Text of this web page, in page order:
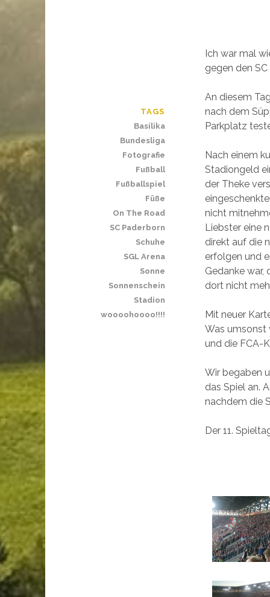
Ich war mal
gegen den
An diesem
nach dem
Parkplatz
Nach einem
Stadiongeld
der Theke
nicht
Liebster eine
direkt auf die
erfolgen und
Gedanke war,
dort nicht
Mit neuer
Was umsonst
und die FCA-
Wir begaben
das Spiel an.
nachdem die
Der 11.
TAGS
Basilika
Bundesliga
Fotografie
Fußball
Fußballspiel
Füße
On The Road
SC Paderborn
Schuhe
SGL Arena
Sonne
Sonnenschein
Stadion
woooohoooo!!!!